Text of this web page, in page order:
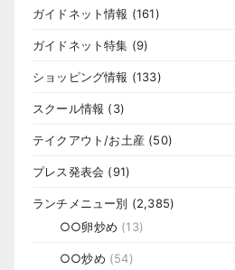
ガイドネット情報 (161)
ガイドネット特集 (9)
ショッピング情報 (133)
スクール情報 (3)
テイクアウト/お土産 (50)
プレス発表会 (91)
ランチメニュー別 (2,385)
○○卵炒め (13)
○○炒め (54)